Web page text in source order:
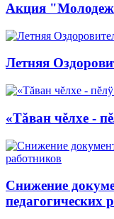
Акция
Летняя
«Тăван чĕлхе -
Снижение
педагогических